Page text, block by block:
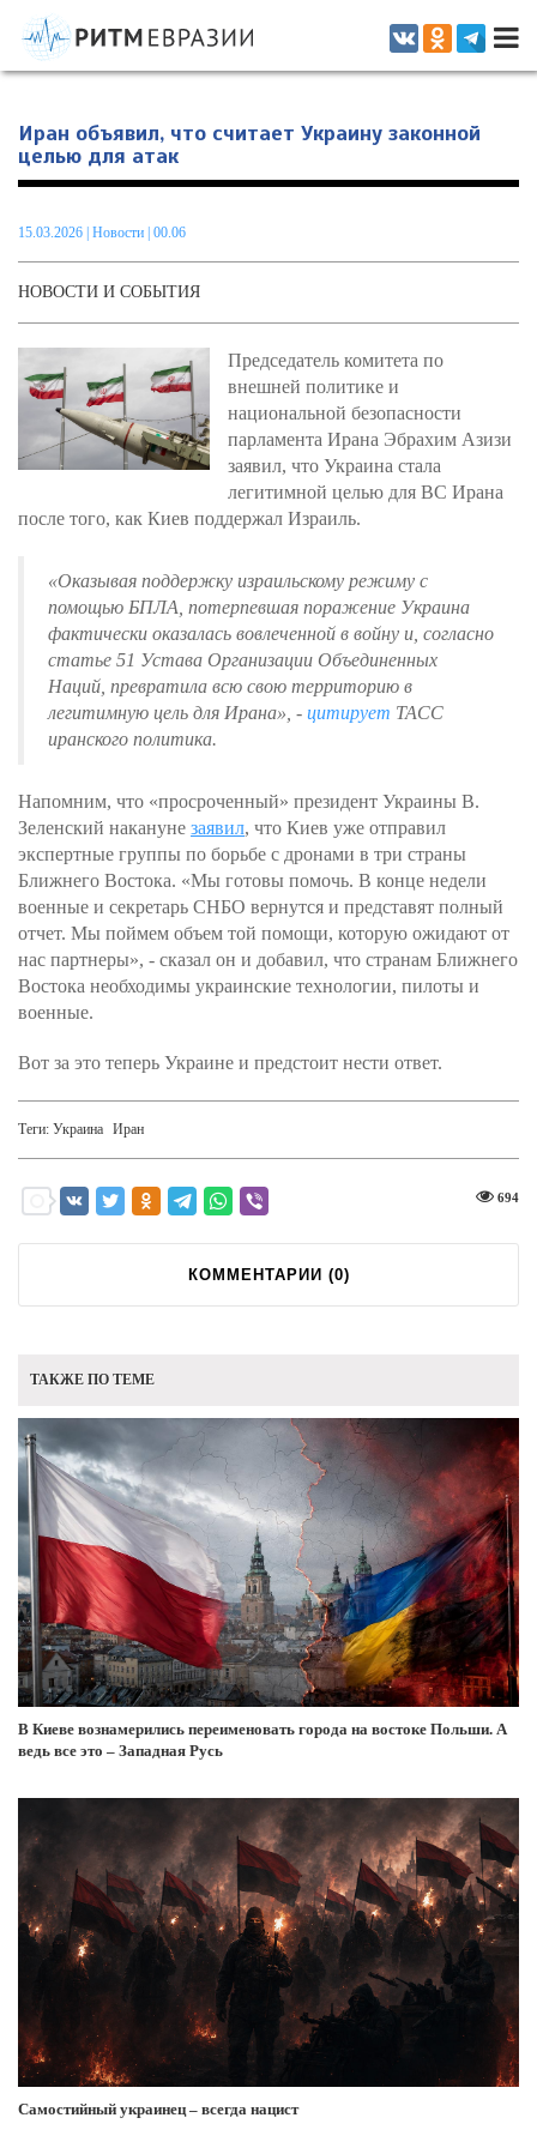
Информационно-аналитическое издание, посвященное актуальным
проблемам интеграции на постсоветском пространстве
Иран объявил, что считает Украину законной
целью для атак
15.03.2026 Новости | 00.06
НОВОСТИ И СОБЫТИЯ
Председатель комитета по
внешней политике и
национальной безопасности
парламента Ирана Эбрахим Азизи
заявил, что Украина стала
легитимной целью для ВС Ирана
после того, как Киев поддержал Израиль.
«Оказывая поддержку израильскому режиму с
помощью БПЛА, потерпевшая поражение Украина
фактически оказалась вовлеченной в войну и, согласно
статье 51 Устава Организации Объединенных
Наций, превратила всю свою территорию в
легитимную цель для Ирана», - цитирует ТАСС
иранского политика.
Напомним, что «просроченный» президент Украины В.
Зеленский накануне заявил, что Киев уже отправил
экспертные группы по борьбе с дронами в три страны
Ближнего Востока. «Мы готовы помочь. В конце недели
военные и секретарь СНБО вернутся и представят полный
отчет. Мы поймем объем той помощи, которую ожидают от
нас партнеры», - сказал он и добавил, что странам Ближнего
Востока необходимы украинские технологии, пилоты и
военные.
Вот за это теперь Украине и предстоит нести ответ.
Теги: Украина Иран
694
КОММЕНТАРИИ (0)
ТАКЖЕ ПО ТЕМЕ
В Киеве вознамерились переименовать города на востоке Польши. А
ведь все это – Западная Русь
Самостийный украинец – всегда нацист